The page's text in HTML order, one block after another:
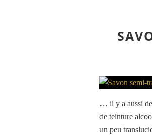
… il y a aussi
de teinture
un peu